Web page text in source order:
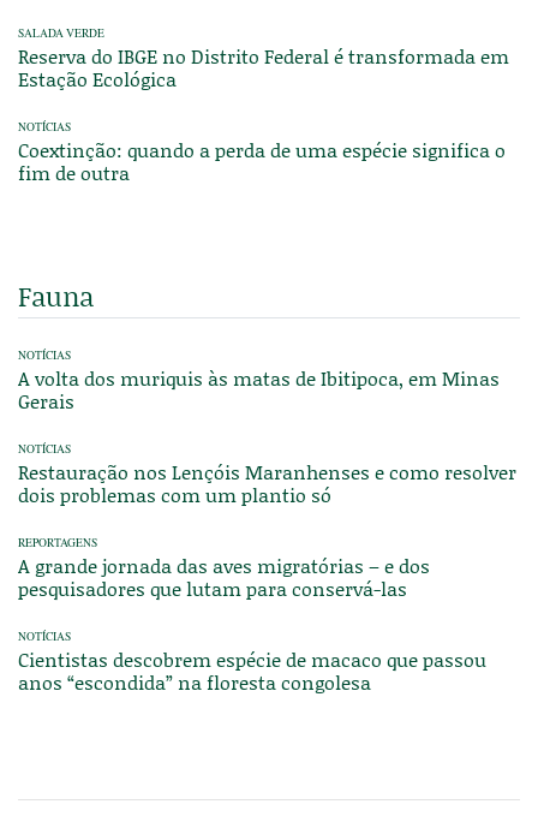
SALADA VERDE
Reserva do IBGE no Distrito Federal é transformada em
Estação Ecológica
NOTÍCIAS
Coextinção: quando a perda de uma espécie significa o
fim de outra
Fauna
NOTÍCIAS
A volta dos muriquis às matas de Ibitipoca, em Minas
Gerais
NOTÍCIAS
Restauração nos Lençóis Maranhenses e como resolver
dois problemas com um plantio só
REPORTAGENS
A grande jornada das aves migratórias – e dos
pesquisadores que lutam para conservá-las
NOTÍCIAS
Cientistas descobrem espécie de macaco que passou
anos “escondida” na floresta congolesa